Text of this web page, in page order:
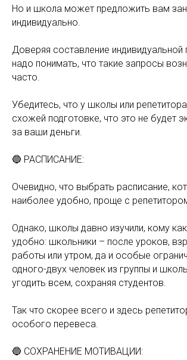
Но и школа может предложить вам
индивидуально.
Доверяя составление
надо понимать, что такие запросы
часто.
Убедитесь, что у школы или
схожей подготовке, что это не будет
за ваши деньги.
🔵 РАСПИСАНИЕ:
Очевидно, что выбрать расписание,
наиболее удобно, проще с
Однако, школы давно изучили, кому
удобно: школьники – после уроков,
работы или утром, да и особые
одного-двух человек из группы и
угодить всем, сохраняя студентов.
Так что скорее всего и здесь
особого перевеса.
🔵 СОХРАНЕНИЕ МОТИВАЦИИ: